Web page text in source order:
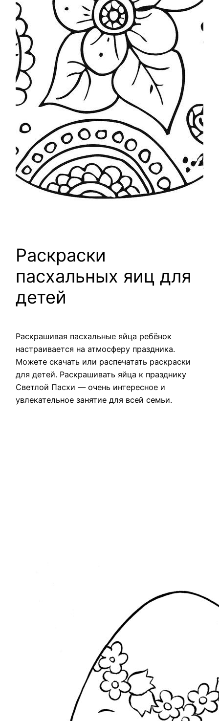
Раскраски
пасхальных яиц для
детей
Раскрашивая пасхальные яйца ребёнок
настраивается на атмосферу праздника.
Можете скачать или распечатать раскраски
для детей. Раскрашивать яйца к празднику
Светлой Пасхи — очень интересное и
увлекательное занятие для всей семьи.